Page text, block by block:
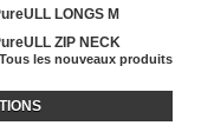
LONGS M
ZIP NECK
les nouveaux produits